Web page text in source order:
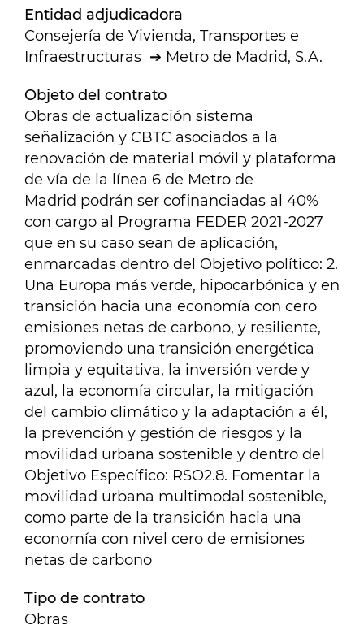
Entidad adjudicadora
Consejería de Vivienda, Transportes e
Infraestructuras
Metro de Madrid, S.A.
Objeto del contrato
Obras de actualización sistema
señalización y CBTC asociados a la
renovación de material móvil y plataforma
de vía de la línea 6 de Metro de
Madrid podrán ser cofinanciadas al 40%
con cargo al Programa FEDER 2021-2027
que en su caso sean de aplicación,
enmarcadas dentro del Objetivo político: 2.
Una Europa más verde, hipocarbónica y en
transición hacia una economía con cero
emisiones netas de carbono, y resiliente,
promoviendo una transición energética
limpia y equitativa, la inversión verde y
azul, la economía circular, la mitigación
del cambio climático y la adaptación a él,
la prevención y gestión de riesgos y la
movilidad urbana sostenible y dentro del
Objetivo Específico: RSO2.8. Fomentar la
movilidad urbana multimodal sostenible,
como parte de la transición hacia una
economía con nivel cero de emisiones
netas de carbono
Tipo de contrato
Obras